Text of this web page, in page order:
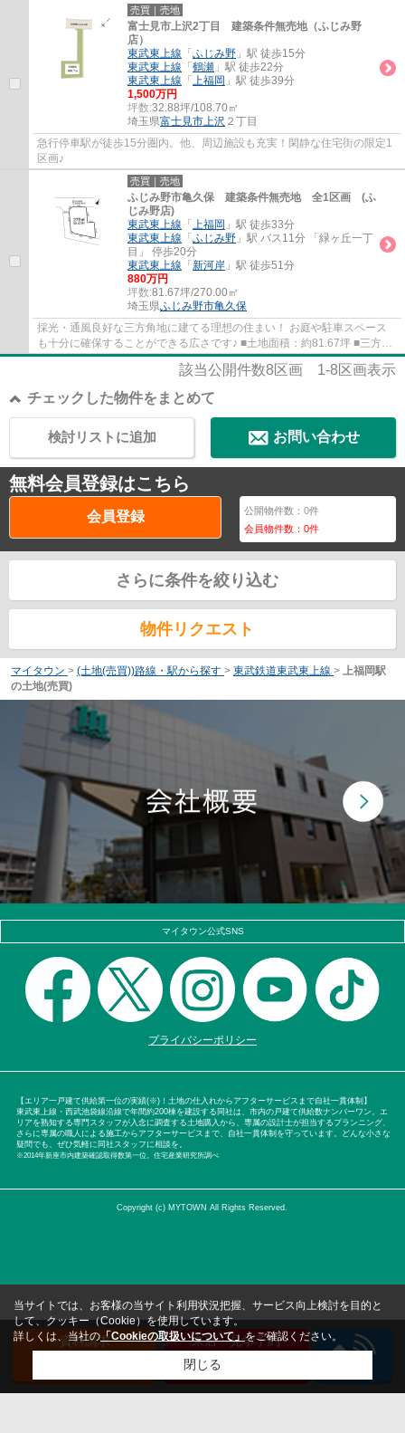
売買｜売地
富士見市上沢2丁目 建築条件無売地（ふじみ野
店）
東武東上線 「 ふじみ野 」駅 徒歩15分
東武東上線 「 鶴瀬 」駅 徒歩22分
東武東上線 「 上福岡 」駅 徒歩39分
1,500万円
坪数:32.88坪/108.70㎡
埼玉県富士見市上沢 ２丁目
急行停車駅が徒歩15分圏内。他、周辺施設も充実！閑静な住宅街の限定1
区画♪
売買｜売地
ふじみ野市亀久保 建築条件無売地 全1区画 (ふ
じみ野店)
東武東上線 「 上福岡 」駅 徒歩33分
東武東上線 「 ふじみ野 」駅 バス11分 「緑ヶ丘一丁
目」 停歩20分
東武東上線 「 新河岸 」駅 徒歩51分
880万円
坪数:81.67坪/270.00㎡
埼玉県ふじみ野市亀久保
採光・通風良好な三方角地に建てる理想の住まい！ お庭や駐車スペース
も十分に確保することができる広さです♪ ■土地面積：約81.67坪 ■三方角
地につき開放的な立地 ■お好きなハウスメ...
該当公開件数8区画 1-8区画表示
チェックした物件をまとめて
お問い合わせ
検討リストに追加
無料会員登録はこちら
会員登録 公開物件数：0件
会員物件数：0件
さらに条件を絞り込む
物件リクエスト
マイタウン > (土地(売買))路線・駅から探す > 東武鉄道東武東上線 > 上福岡駅
の土地(売買)
マイタウン公式SNS
プライバシーポリシー
【エリア一戸建て供給第一位の実績(※)！土地の仕入れからアフターサービスまで自社一貫体制】
東武東上線・西武池袋線沿線で年間約200棟を建設する同社は、市内の戸建て供給数ナンバーワン。エ
リアを熟知する専門スタッフが入念に調査する土地購入から、専属の設計士が担当するプランニング、
さらに専属の職人による施工からアフターサービスまで、自社一貫体制を守っています。どんな小さな
疑問でも、ぜひ気軽に同社スタッフに相談を。
※2014年新座市内建築確認取得数第一位。住宅産業研究所調べ
Copyright (c) MYTOWN All Rights Reserved.
資料請求
来店・見学予約
（無料）
当サイトでは、お客様の当サイト利用状況把握、サービス向上検討を目的と
して、クッキー（Cookie）を使用しています。
詳しくは、当社の「Cookieの取扱いについて」をご確認ください。
閉じる